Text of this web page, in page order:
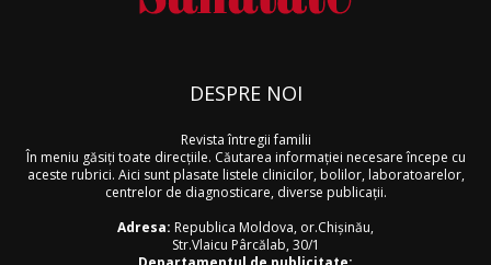
DESPRE NOI
Revista întregii familii
În meniu găsiţi toate direcţiile. Căutarea informaţiei necesare începe cu
aceste rubrici. Aici sunt plasate listele clinicilor, bolilor, laboratoarelor,
centrelor de diagnosticare, diverse publicaţii.
Adresa: Republica Moldova, or.Chişinău,
Str.Vlaicu Pârcălab, 30/1